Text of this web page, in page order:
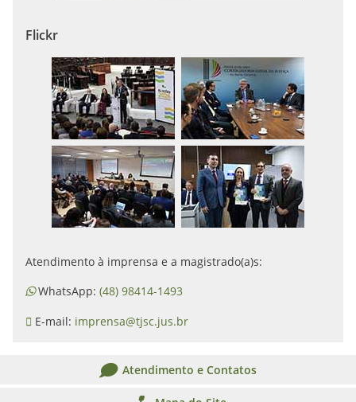
Flickr
Atendimento à imprensa e a magistrado(a)s:
WhatsApp: (48) 98414-1493
E-mail: imprensa@tjsc.jus.br
Atendimento e Contatos